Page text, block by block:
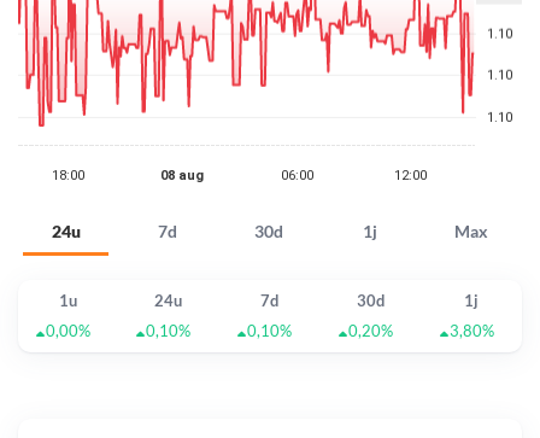
24u 7d 30d 1j Max
1u 24u 7d 30d
1j
0,00%
0,10% 0,10% 0,20% 3,80%